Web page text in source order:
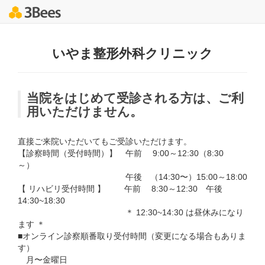
いやま整形外科クリニック
当院をはじめて受診される方は、ご利
用いただけません。
直接ご来院いただいてもご受診いただけます。
【診察時間（受付時間）】 午前 9:00～12:30（8:30
～）
午後 （14:30〜）15:00～18:00
【 リハビリ受付時間 】 午前 8:30～12:30 午後
14:30~18:30
＊ 12:30~14:30 は昼休みになり
ます ＊
■オンライン診察順番取り受付時間（変更になる場合もありま
す）
月〜金曜日